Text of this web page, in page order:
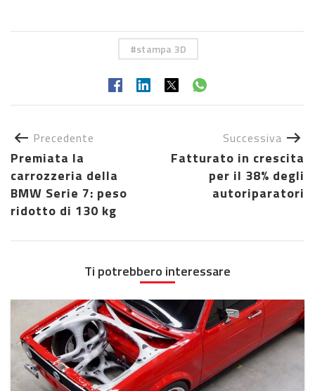
stampa 3D
Precedente
Premiata la
carrozzeria della
BMW Serie 7: peso
ridotto di 130 kg
Successiva
Fatturato in crescita
per il 38% degli
autoriparatori
Ti potrebbero interessare